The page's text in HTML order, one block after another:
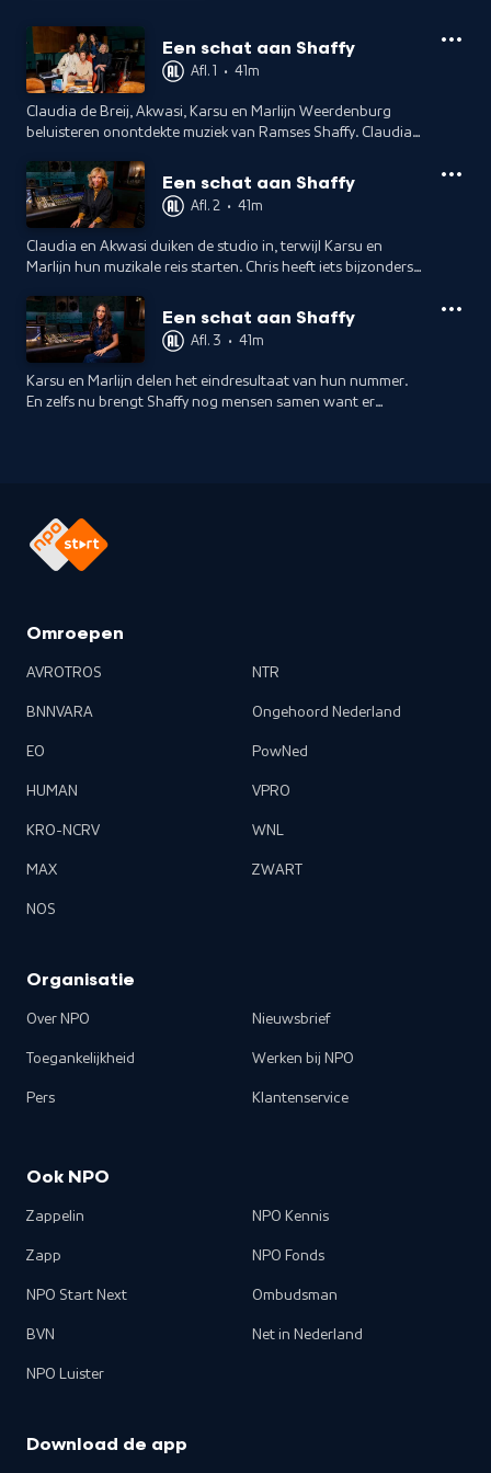
Een schat aan Shaffy
Afl. 1 • 41m
Claudia de Breij, Akwasi, Karsu en Marlijn Weerdenburg
beluisteren onontdekte muziek van Ramses Shaffy. Claudia
eigen nummer te maken.Een schat aan Shaffy
Afl. 2 • 41m
Claudia en Akwasi duiken de studio in, terwijl Karsu en
Marlijn hun muzikale reis starten. Chris heeft iets bijzonders
Shaffy.
Een schat aan Shaffy
Afl. 3 • 41m
Karsu en Marlijn delen het eindresultaat van hun nummer.
En zelfs nu brengt Shaffy nog mensen samen want er
Omroepen
AVROTROS
BNNVARA
EO
HUMAN
KRO-NCRV
MAX
NOS
NTR
Ongehoord Nederland
PowNed
VPRO
WNL
ZWART
Organisatie
Over NPO
Toegankelijkheid
Pers
Nieuwsbrief
Werken bij NPO
Klantenservice
Ook NPO
Zappelin
Zapp
NPO Start Next
BVN
NPO Luister
NPO Kennis
NPO Fonds
Ombudsman
Net in Nederland
Download de app